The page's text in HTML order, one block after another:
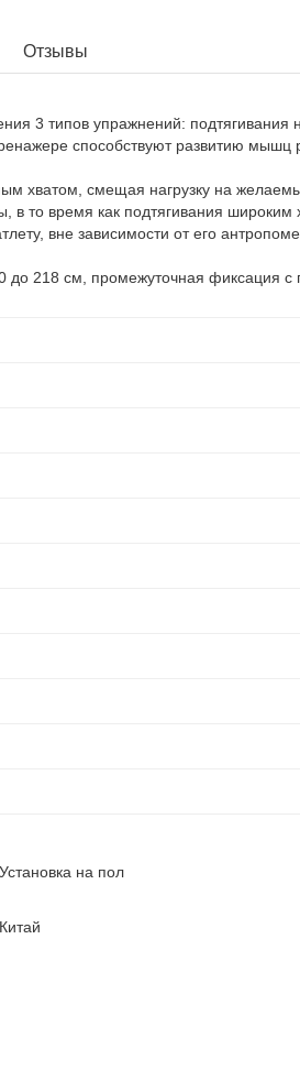
Отзывы
3 типов упражнений:
способствуют развитию мышц
хватом, смещая нагрузку на
в то время как подтягивания
вне зависимости от его
до 218 см, промежуточная фиксация
Установка на пол
Китай